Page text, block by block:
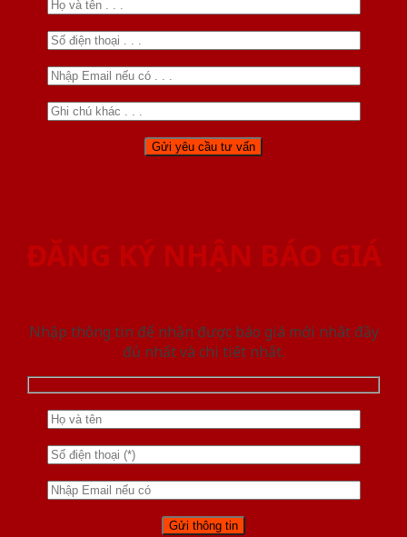
ĐĂNG KÝ NHẬN BÁO GIÁ
Nhập thông tin để nhận được báo giá mới nhât đầy
đủ nhất và chi tiết nhất.